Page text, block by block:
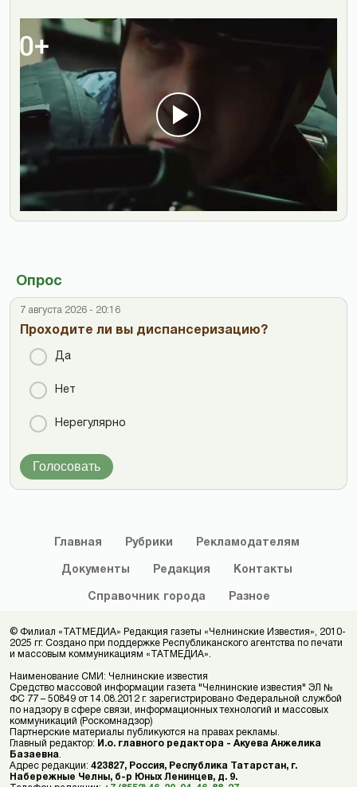
Опрос
7 августа 2026 - 20:16
Проходите ли вы диспансеризацию?
Да
Нет
Нерегулярно
Голосовать
Главная Рубрики Рекламодателям
Документы Редакция Контакты
Справочник города Разное
© Филиал «ТАТМЕДИА» Редакция газеты «Челнинские Известия», 2010-
2025 гг. Создано при поддержке Республиканского агентства по печати
и массовым коммуникациям «ТАТМЕДИА».
Наименование СМИ: Челнинские известия
Средство массовой информации газета "Челнинские известия" ЭЛ №
ФС 77 – 50849 от 14.08.2012 г. зарегистрировано Федеральной службой
по надзору в сфере связи, информационных технологий и массовых
коммуникаций (Роскомнадзор)
Партнерские материалы публикуются на правах рекламы.
Главный редактор: И.о. главного редактора - Акуева Анжелика
Базаевна
Адрес редакции: 423827, Россия, Республика Татарстан, г.
Набережные Челны, б-р Юных Ленинцев, д. 9.